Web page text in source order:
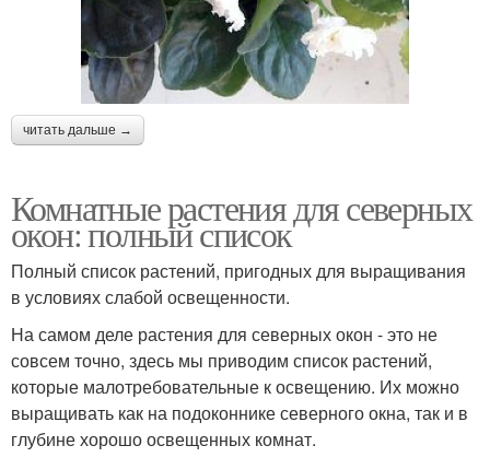
читать дальше →
Комнатные растения для северных
окон: полный список
Полный список растений, пригодных для выращивания
в условиях слабой освещенности.
На самом деле растения для северных окон - это не
совсем точно, здесь мы приводим список растений,
которые малотребовательные к освещению. Их можно
выращивать как на подоконнике северного окна, так и в
глубине хорошо освещенных комнат.